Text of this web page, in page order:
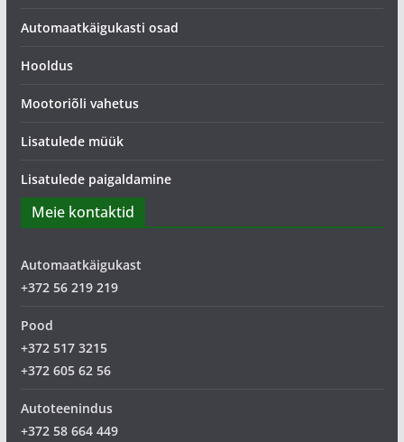
Automaatkäigukasti osad
Hooldus
Mootoriõli vahetus
Lisatulede müük
Lisatulede paigaldamine
Meie kontaktid
Automaatkäigukast
+372 56 219 219
Pood
+372 517 3215
+372 605 62 56
Autoteenindus
+372 58 664 449